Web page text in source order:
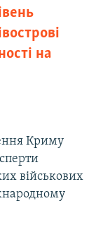
на
Криму
військових